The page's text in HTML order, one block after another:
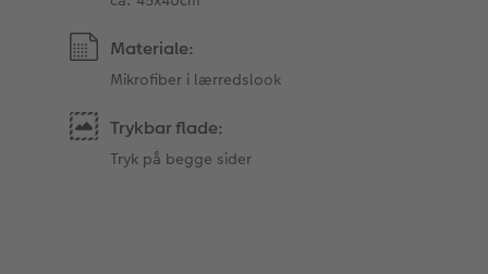
Materiale:
Mikrofiber i lærredslook
Trykbar flade:
Tryk på begge sider